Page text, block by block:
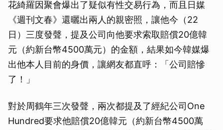
花綺羅因聚會爆出了疑似有性交易行為，而且日媒
《週刊文春》還曬出兩人的親密照，讓他今（22
日）三度發聲，提及公司向他要求索取賠償20億韓
元（約新台幣4500萬元）的金額，結果如今韓媒爆
出他本人目前的身價，讓網友都直呼：「公司賠慘
了！」
對於周鶴年三次發聲，兩次都提及了經紀公司One
Hundred要求他賠償20億韓元（約新台幣4500萬